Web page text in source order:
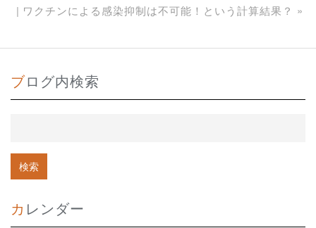
ワクチンによる感染抑制は不可能！という計算結果？ »
ブログ内検索
カレンダー